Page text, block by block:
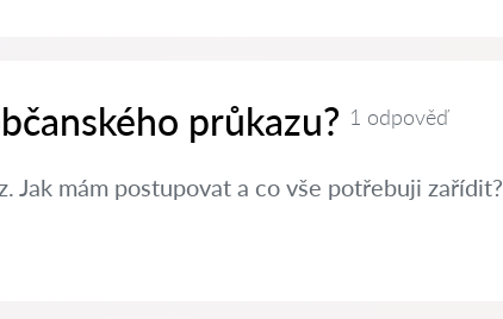
průkazu? 1 odpověď
Jak mám postupovat a co vše potřebuji zařídit?